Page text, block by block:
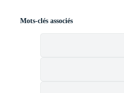
Mots-clés associés